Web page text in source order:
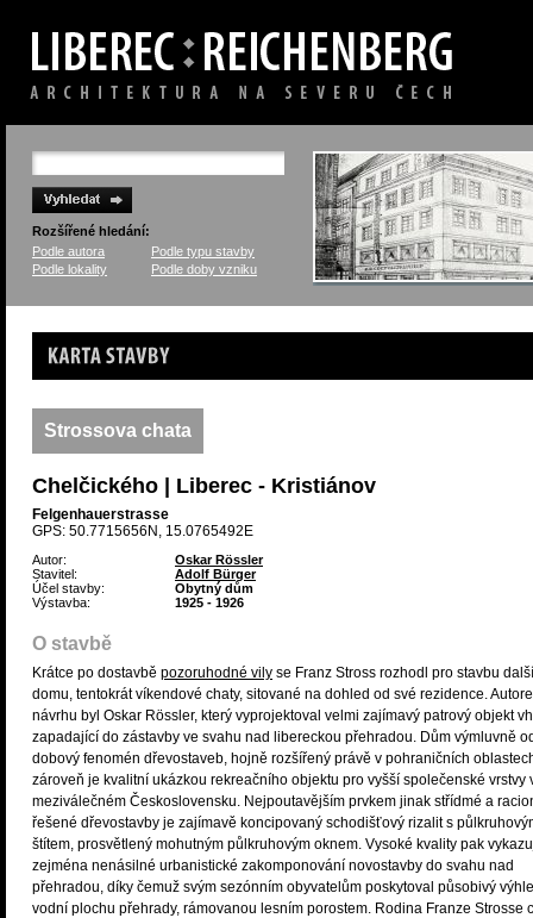
Rozšířené hledání:
Podle autora
Podle typu stavby
Podle lokality
Podle doby vzniku
Karta stavby
Strossova chata
Chelčického | Liberec - Kristiánov
Felgenhauerstrasse
GPS: 50.7715656N, 15.0765492E
Autor:
Oskar Rössler
Stavitel:
Adolf Bürger
Účel stavby:
Obytný dům
Výstavba:
1925 - 1926
O stavbě
Krátce po dostavbě pozoruhodné vily se Franz Stross rozhodl pro stavbu
domu, tentokrát víkendové chaty, sitované na dohled od své rezidence.
návrhu byl Oskar Rössler, který vyprojektoval velmi zajímavý patrový objekt
zapadající do zástavby ve svahu nad libereckou přehradou. Dům výmluvně
dobový fenomén dřevostaveb, hojně rozšířený právě v pohraničních
zároveň je kvalitní ukázkou rekreačního objektu pro vyšší společenské vrstvy
meziválečném Československu. Nejpoutavějším prvkem jinak střídmé a
řešené dřevostavby je zajímavě koncipovaný schodišťový rizalit s
štítem, prosvětlený mohutným půlkruhovým oknem. Vysoké kvality pak
zejména nenásilné urbanistické zakomponování novostavby do svahu nad
přehradou, díky čemuž svým sezónním obyvatelům poskytoval působivý
vodní plochu přehrady, rámovanou lesním porostem. Rodina Franze Strosse